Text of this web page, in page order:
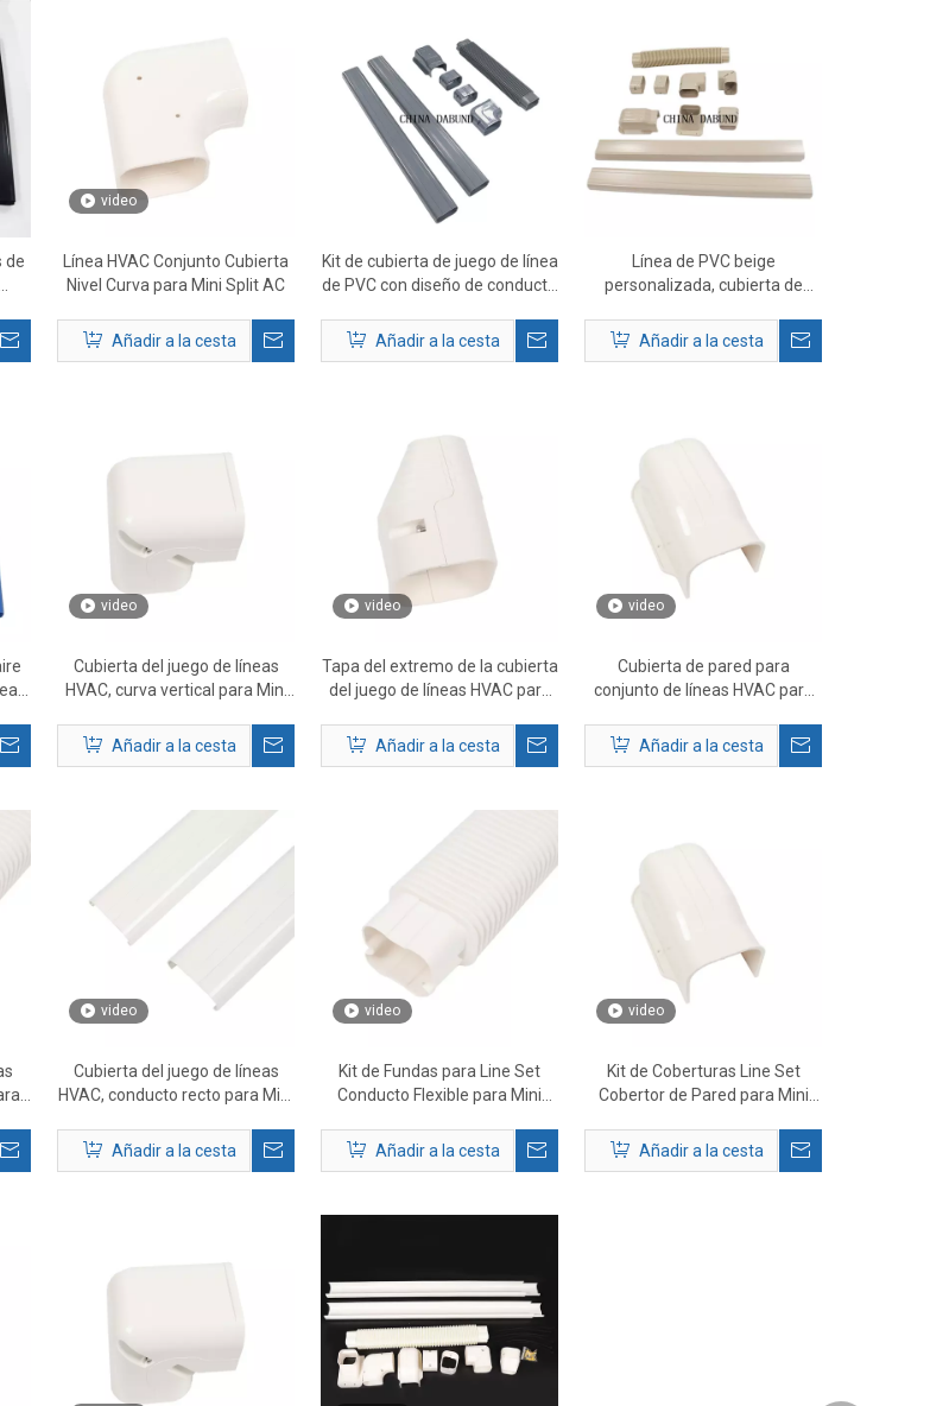
de
video
Línea HVAC Conjunto Cubierta
Nivel Curva para Mini Split AC
Añadir a la cesta
Kit de cubierta de juego de línea
de PVC con diseño de conducto
Añadir a la cesta
Línea de PVC beige
personalizada, cubierta de
acondicionado, cubierta de
Añadir a la cesta
video
Cubierta del juego de líneas
HVAC, curva vertical para Mini
Añadir a la cesta
video
Tapa del extremo de la cubierta
del juego de líneas HVAC para
Añadir a la cesta
video
Cubierta de pared para
conjunto de líneas HVAC para
Añadir a la cesta
video
Cubierta del juego de líneas
HVAC, conducto recto para Mini
Añadir a la cesta
video
Kit de Fundas para Line Set
Conducto Flexible para Mini
Añadir a la cesta
video
Kit de Coberturas Line Set
Cobertor de Pared para Mini
Añadir a la cesta